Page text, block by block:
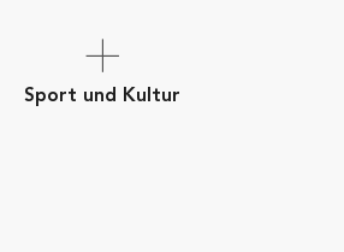
Sport und Kultur